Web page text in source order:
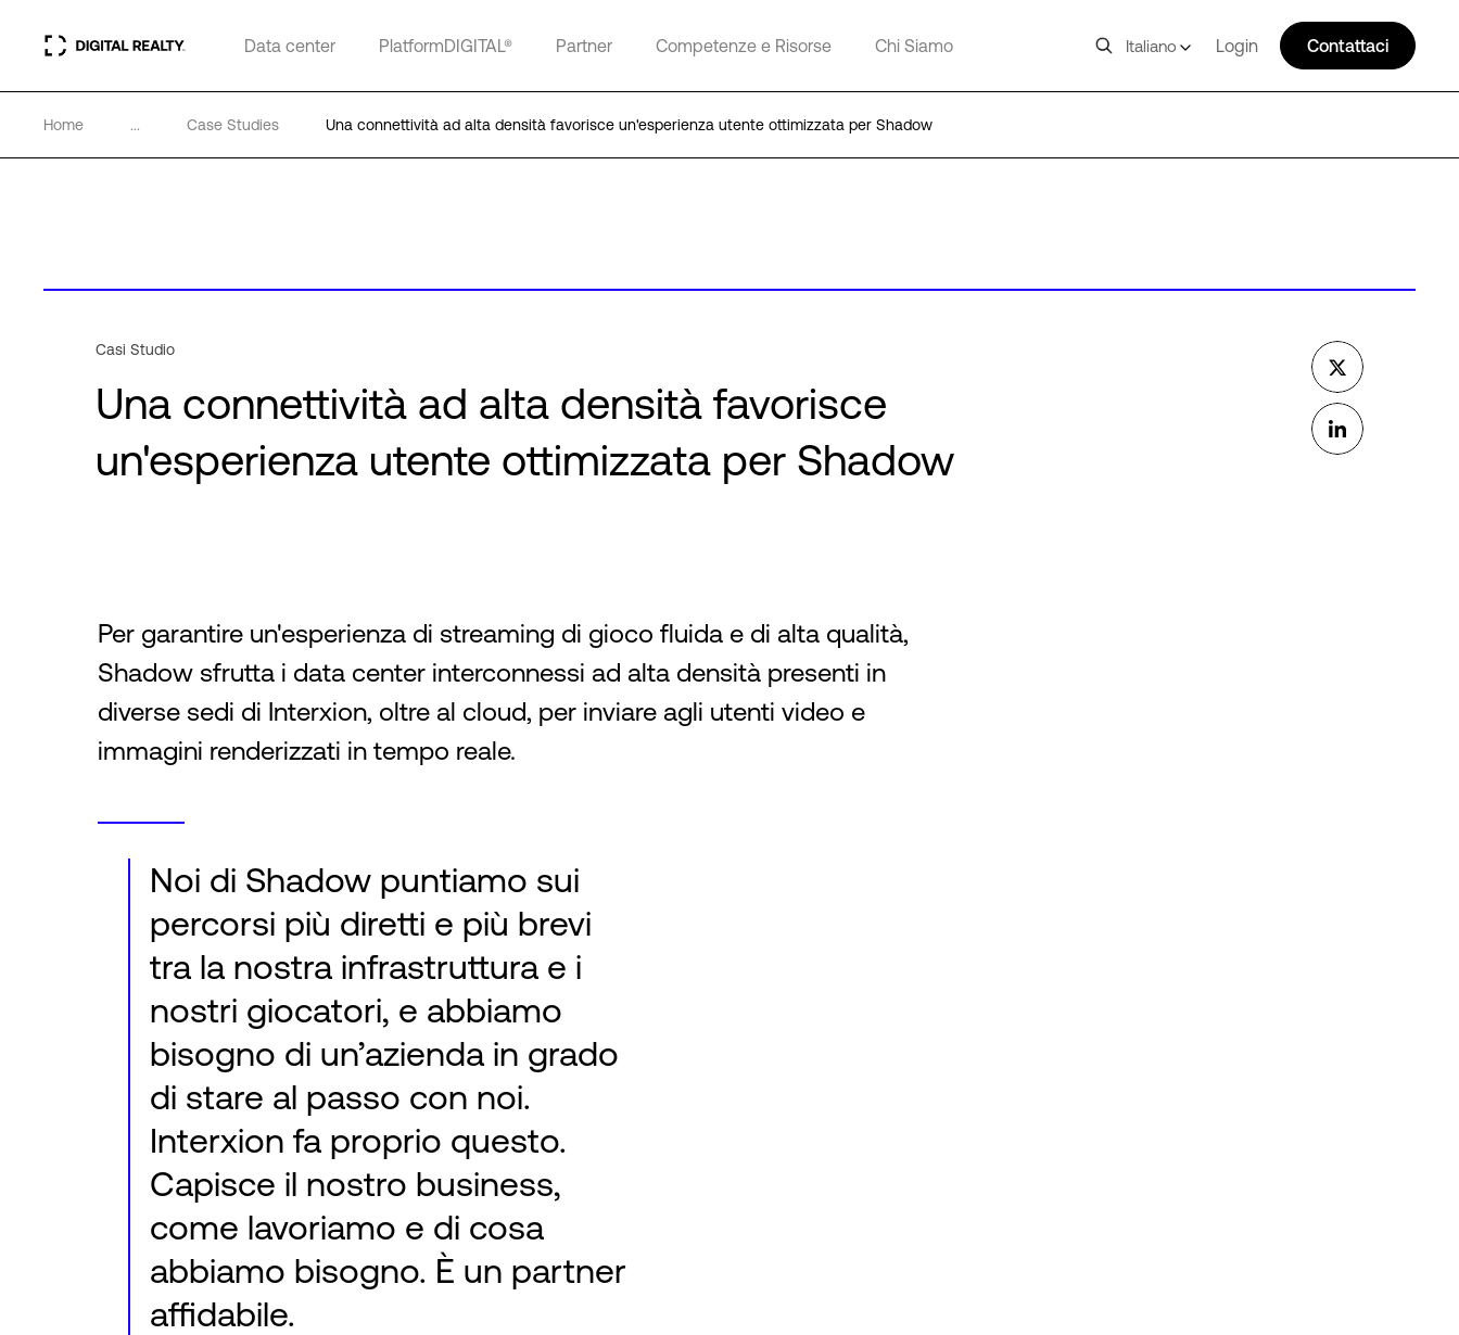
Data center PlatformDIGITAL® Partner Competenze e Risorse Chi Siamo Italiano Login Contattaci
Home ... Case Studies Una connettività ad alta densità favorisce un'esperienza utente ottimizzata per Shadow
Casi Studio
Una connettività ad alta densità favorisce
un'esperienza utente ottimizzata per Shadow
Per garantire un'esperienza di streaming di gioco fluida e di alta qualità,
Shadow sfrutta i data center interconnessi ad alta densità presenti in
diverse sedi di Interxion, oltre al cloud, per inviare agli utenti video e
immagini renderizzati in tempo reale.
Noi di Shadow puntiamo sui
percorsi più diretti e più brevi
tra la nostra infrastruttura e i
nostri giocatori, e abbiamo
bisogno di un’azienda in grado
di stare al passo con noi.
Interxion fa proprio questo.
Capisce il nostro business,
come lavoriamo e di cosa
abbiamo bisogno. È un partner
affidabile.